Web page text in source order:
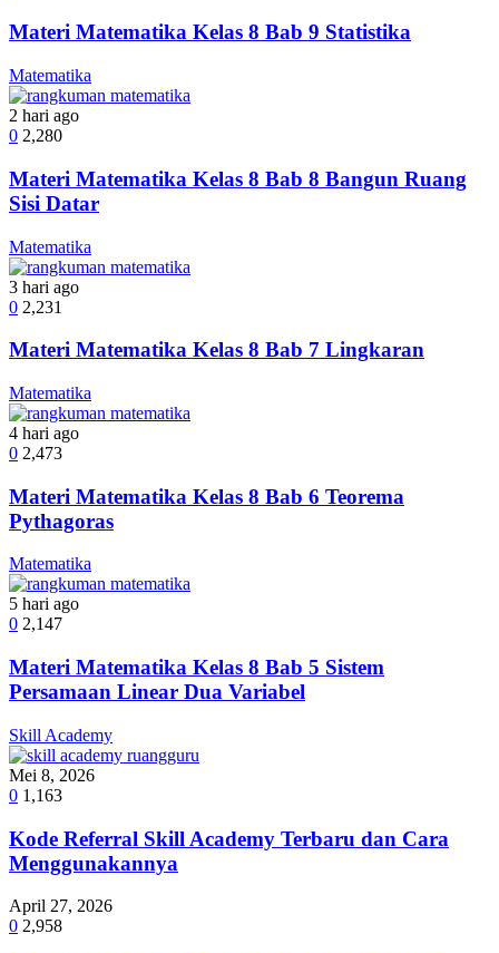
Materi Matematika Kelas 8 Bab 9 Statistika
Matematika
2 hari ago
0 2,280
Materi Matematika Kelas 8 Bab 8 Bangun Ruang
Sisi Datar
Matematika
3 hari ago
0 2,231
Materi Matematika Kelas 8 Bab 7 Lingkaran
Matematika
4 hari ago
0 2,473
Materi Matematika Kelas 8 Bab 6 Teorema
Pythagoras
Matematika
5 hari ago
0 2,147
Materi Matematika Kelas 8 Bab 5 Sistem
Persamaan Linear Dua Variabel
Skill Academy
Mei 8, 2026
0 1,163
Kode Referral Skill Academy Terbaru dan Cara
Menggunakannya
April 27, 2026
0 2,958